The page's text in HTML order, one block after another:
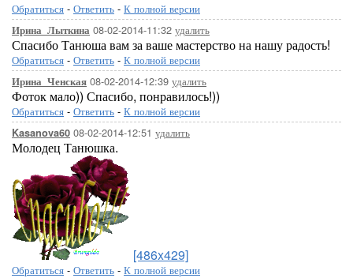
Обратиться - Ответить - К полной версии
Ирина_Лыткина 08-02-2014-11:32 удалить
Спасибо Танюша вам за ваше мастерство на нашу радость!
Обратиться - Ответить - К полной версии
Ирина_Ченская 08-02-2014-12:39 удалить
Фоток мало)) Спасибо, понравилось!))
Обратиться - Ответить - К полной версии
Kasanova60 08-02-2014-12:51 удалить
Молодец Танюшка.
[486x429]
Обратиться - Ответить - К полной версии